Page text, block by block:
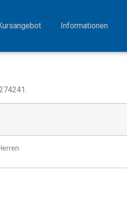
Informationen